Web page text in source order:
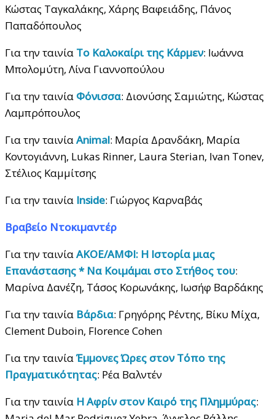
Κώστας Ταγκαλάκης, Χάρης Βαφειάδης, Πάνος
Παπαδόπουλος
Για την ταινία Το Καλοκαίρι της Κάρμεν: Ιωάννα
Μπολομύτη, Λίνα Γιαννοπούλου
Για την ταινία Φόνισσα: Διονύσης Σαμιώτης, Κώστας
Λαμπρόπουλος
Για την ταινίαAnimal: Μαρία Δρανδάκη, Μαρία
Κοντογιάννη, Lukas Rinner, Laura Sterian, Ivan Tonev,
Στέλιος Καμμίτσης
Για την ταινία Inside: Γιώργος Καρναβάς
Βραβείο Ντοκιμαντέρ
Για την ταινίαΑΚΟΕ/ΑΜΦΙ: Η Ιστορία μιας
Επανάστασης * Να Κοιμάμαι στο Στήθος του:
Μαρίνα Δανέζη, Τάσος Κορωνάκης, Ιωσήφ Βαρδάκης
Για την ταινία Βάρδια: Γρηγόρης Ρέντης, Βίκυ Μίχα,
Clement Duboin, Florence Cohen
Για την ταινίαΈμμονες Ώρες στον Τόπο της
Πραγματικότητας: Ρέα Βαλντέν
Για την ταινία Η Αφρίν στον Καιρό της Πλημμύρας: